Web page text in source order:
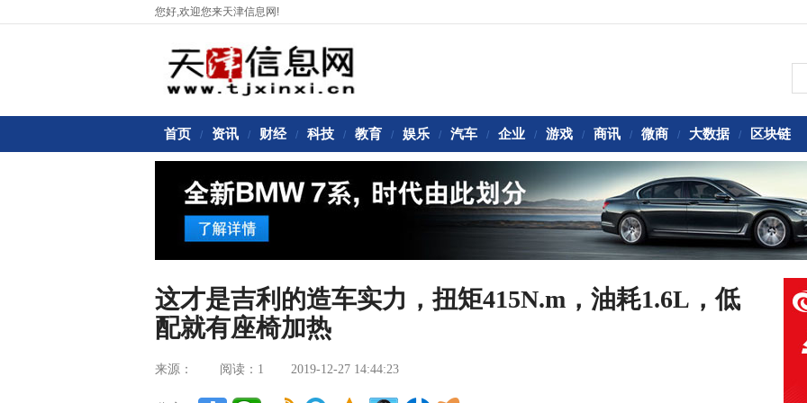
您好,欢迎您来天津信息网!
首页 / 资讯 / 财经 / 科技 / 教育 / 娱乐 / 汽车 / 企业 / 游戏 / 商讯 / 微商 / 大数据 / 区块链
这才是吉利的造车实力，扭矩415N.m，油耗1.6L，低
配就有座椅加热
来源： 阅读：1 2019-12-27 14:44:23